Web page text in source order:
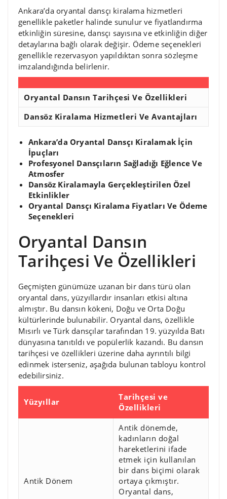
Ankara’da oryantal dansçı kiralama hizmetleri
genellikle paketler halinde sunulur ve fiyatlandırma
etkinliğin süresine, dansçı sayısına ve etkinliğin diğer
detaylarına bağlı olarak değişir. Ödeme seçenekleri
genellikle rezervasyon yapıldıktan sonra sözleşme
imzalandığında belirlenir.
Oryantal Dansın Tarihçesi Ve Özellikleri
Dansöz Kiralama Hizmetleri Ve Avantajları
Ankara’da Oryantal Dansçı Kiralamak İçin
İpuçları
Profesyonel Dansçıların Sağladığı Eğlence Ve
Atmosfer
Dansöz Kiralamayla Gerçekleştirilen Özel
Etkinlikler
Oryantal Dansçı Kiralama Fiyatları Ve Ödeme
Seçenekleri
Oryantal Dansın
Tarihçesi Ve Özellikleri
Geçmişten günümüze uzanan bir dans türü olan
oryantal dans, yüzyıllardır insanları etkisi altına
almıştır. Bu dansın kökeni, Doğu ve Orta Doğu
kültürlerinde bulunabilir. Oryantal dans, özellikle
Mısırlı ve Türk dansçılar tarafından 19. yüzyılda Batı
dünyasına tanıtıldı ve popülerlik kazandı. Bu dansın
tarihçesi ve özellikleri üzerine daha ayrıntılı bilgi
edinmek isterseniz, aşağıda bulunan tabloyu kontrol
edebilirsiniz.
Yüzyıllar
Tarihçesi ve
Özellikleri
Antik Dönem
Antik dönemde,
kadınların doğal
hareketlerini ifade
etmek için kullanılan
bir dans biçimi olarak
ortaya çıkmıştır.
Oryantal dans,